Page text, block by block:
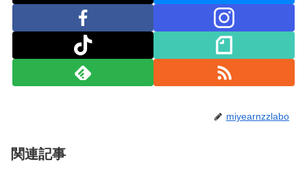
miyearnzzlabo
関連記事